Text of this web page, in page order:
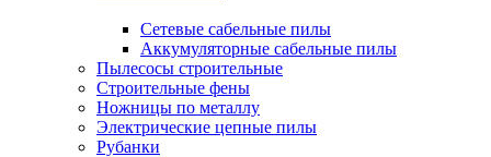
Сетевые сабельные пилы
Аккумуляторные сабельные пилы
Пылесосы строительные
Строительные фены
Ножницы по металлу
Электрические цепные пилы
Рубанки